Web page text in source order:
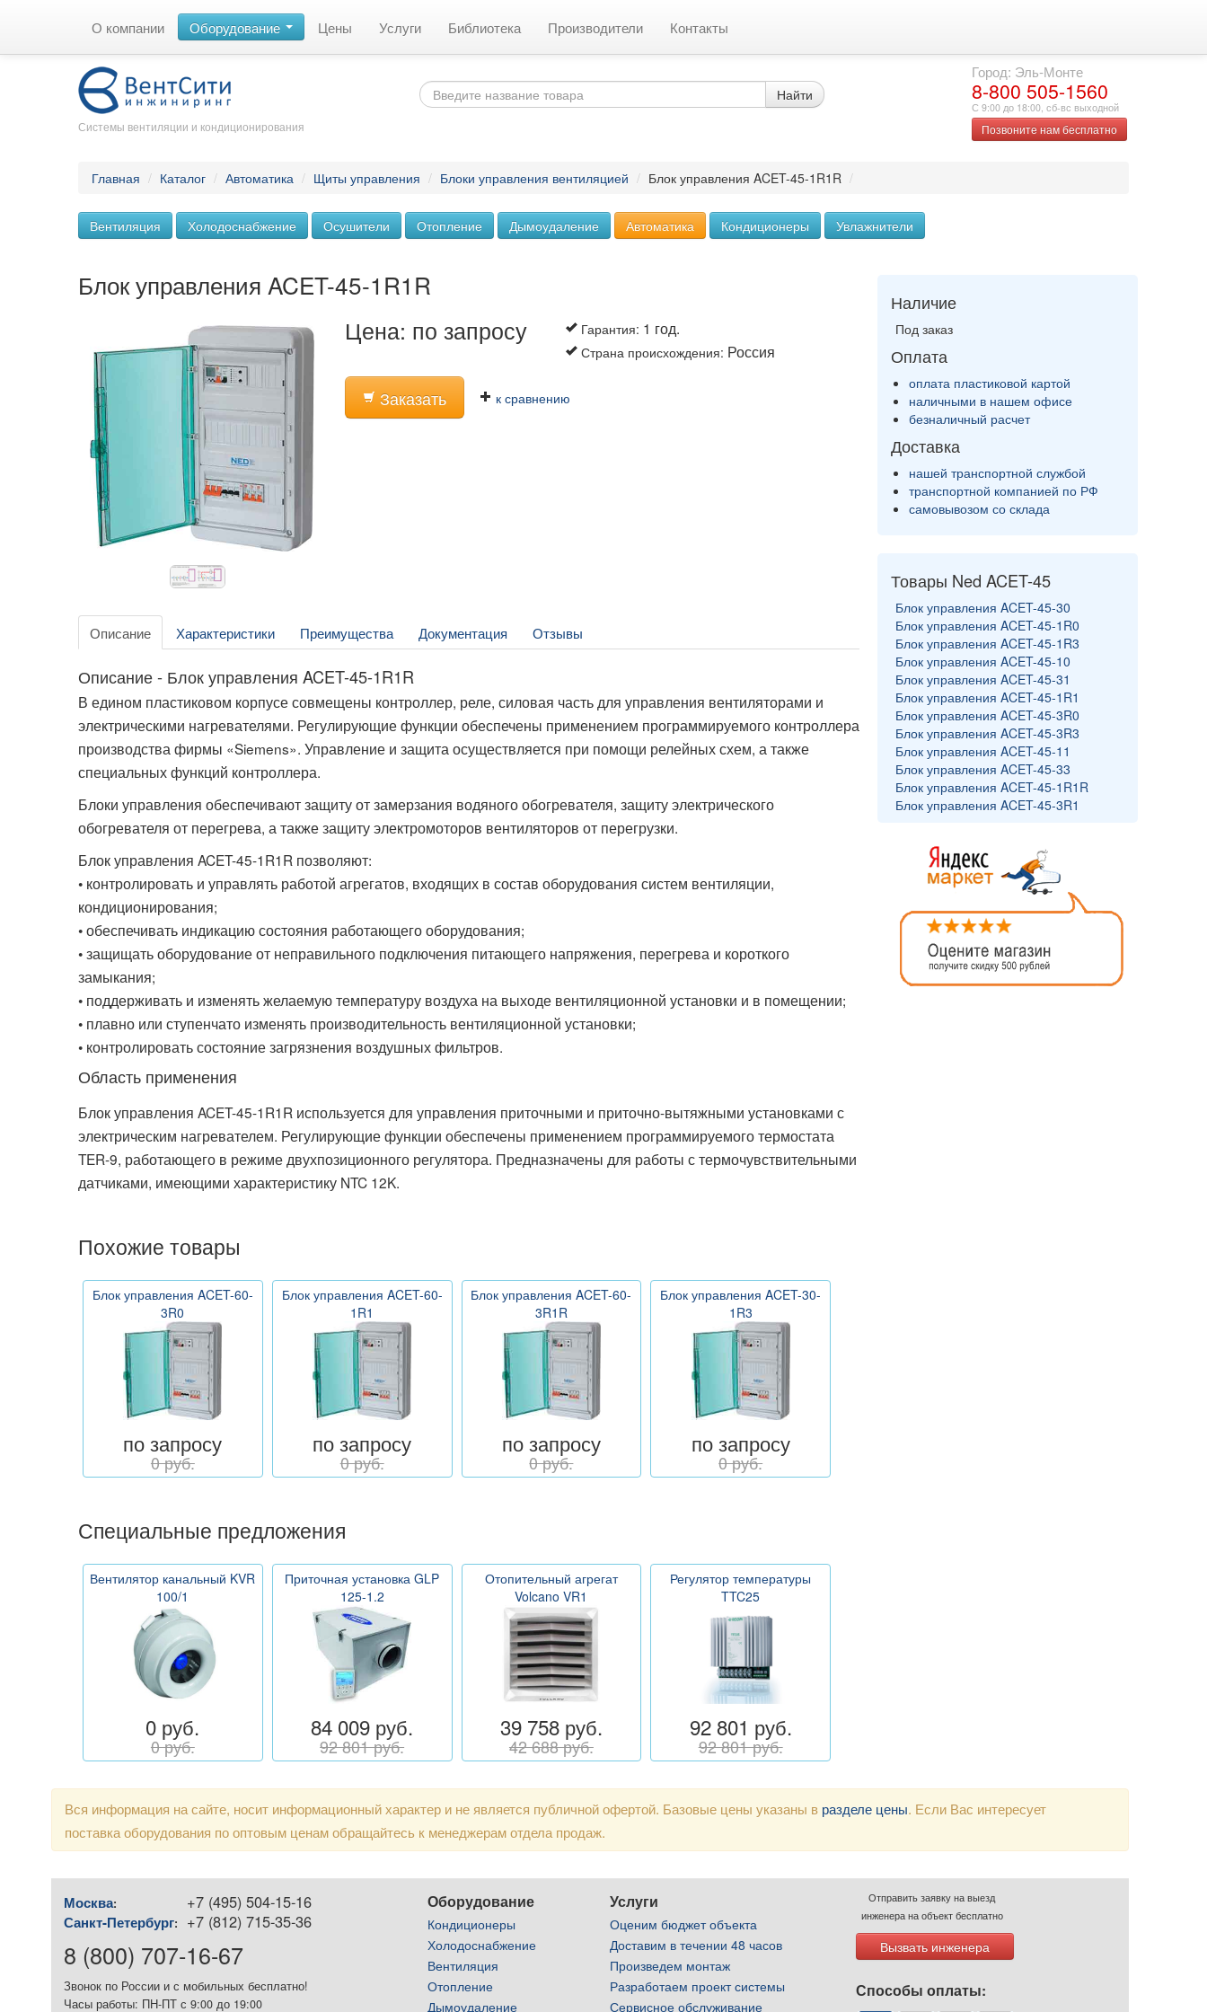
О компании Оборудование Цены Услуги Библиотека Производители Контакты
Системы вентиляции и кондиционирования
Найти
Город: Эль-Монте
8-800 505-1560
С 9:00 до 18:00, сб-вс выходной
Позвоните нам бесплатно
Главная / Каталог / Автоматика / Щиты управления / Блоки управления вентиляцией / Блок управления ACET-45-1R1R /
Вентиляция Холодоснабжение Осушители Отопление Дымоудаление Автоматика Кондиционеры Увлажнители
Блок управления ACET-45-1R1R
Цена: по запросу Гарантия: 1 год.
Страна происхождения: Россия
Заказать к сравнению
Описание Характеристики Преимущества Документация Отзывы
Описание - Блок управления ACET-45-1R1R
В едином пластиковом корпусе совмещены контроллер, реле, силовая часть для управления вентиляторами и
электрическими нагревателями. Регулирующие функции обеспечены применением программируемого контроллера
производства фирмы «Siemens». Управление и защита осуществляется при помощи релейных схем, а также
специальных функций контроллера.
Блоки управления обеспечивают защиту от замерзания водяного обогревателя, защиту электрического
обогревателя от перегрева, а также защиту электромоторов вентиляторов от перегрузки.
Блок управления ACET-45-1R1R позволяют:
• контролировать и управлять работой агрегатов, входящих в состав оборудования систем вентиляции,
кондиционирования;
• обеспечивать индикацию состояния работающего оборудования;
• защищать оборудование от неправильного подключения питающего напряжения, перегрева и короткого
замыкания;
• поддерживать и изменять желаемую температуру воздуха на выходе вентиляционной установки и в помещении;
• плавно или ступенчато изменять производительность вентиляционной установки;
• контролировать состояние загрязнения воздушных фильтров.
Область применения
Блок управления ACET-45-1R1R используется для управления приточными и приточно-вытяжными установками с
электрическим нагревателем. Регулирующие функции обеспечены применением программируемого термостата
TER-9, работающего в режиме двухпозиционного регулятора. Предназначены для работы с термочувствительными
датчиками, имеющими характеристику NTC 12K.
Похожие товары
Блок управления ACET-60-
3R0
по запросу
0 руб.
Блок управления ACET-60-
1R1
по запросу
0 руб.
Блок управления ACET-60-
3R1R
по запросу
0 руб.
Блок управления ACET-30-
1R3
по запросу
0 руб.
Специальные предложения
Вентилятор канальный KVR
100/1
0 руб.
0 руб.
Приточная установка GLP
125-1.2
84 009 руб.
92 801 руб.
Отопительный агрегат
Volcano VR1
39 758 руб.
42 688 руб.
Регулятор температуры
TTC25
92 801 руб.
92 801 руб.
Наличие
Под заказ
Оплата
оплата пластиковой картой
наличными в нашем офисе
безналичный расчет
Доставка
нашей транспортной службой
транспортной компанией по РФ
самовывозом со склада
Товары Ned ACET-45
Блок управления ACET-45-30
Блок управления ACET-45-1R0
Блок управления ACET-45-1R3
Блок управления ACET-45-10
Блок управления ACET-45-31
Блок управления ACET-45-1R1
Блок управления ACET-45-3R0
Блок управления ACET-45-3R3
Блок управления ACET-45-11
Блок управления ACET-45-33
Блок управления ACET-45-1R1R
Блок управления ACET-45-3R1
Вся информация на сайте, носит информационный характер и не является публичной офертой. Базовые цены указаны в разделе цены. Если Вас интересует
поставка оборудования по оптовым ценам обращайтесь к менеджерам отдела продаж.
Москва: +7 (495) 504-15-16
Санкт-Петербург: +7 (812) 715-35-36
8 (800) 707-16-67
Звонок по России и с мобильных бесплатно!
Часы работы: ПН-ПТ с 9:00 до 19:00
Оборудование
Кондиционеры
Холодоснабжение
Вентиляция
Отопление
Дымоудаление
Услуги
Оценим бюджет объекта
Доставим в течении 48 часов
Произведем монтаж
Разработаем проект системы
Сервисное обслуживание
Отправить заявку на выезд
инженера на объект бесплатно
Вызвать инженера
Способы оплаты: